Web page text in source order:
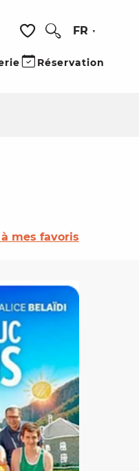
Voir les favoris
FR
Réservation
mes favoris